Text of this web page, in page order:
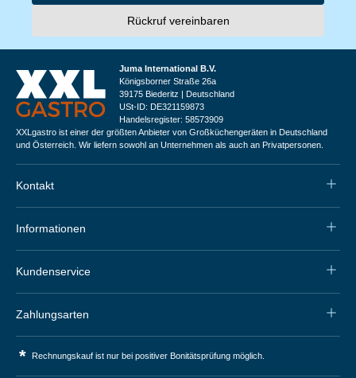
Rückruf vereinbaren
Juma International B.V.
Königsborner Straße 26a
39175 Biederitz | Deutschland
USt-ID: DE321159873
Handelsregister: 58573909
XXLgastro ist einer der größten Anbieter von Großküchengeräten in Deutschland
und Österreich. Wir liefern sowohl an Unternehmen als auch an Privatpersonen.
Kontakt
Informationen
Kundenservice
Zahlungsarten
* Rechnungskauf ist nur bei positiver Bonitätsprüfung möglich.